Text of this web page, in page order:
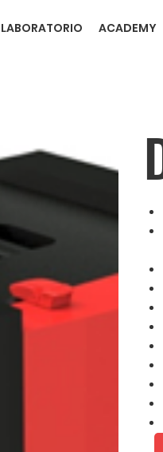
LABORATORIO ACADEMY